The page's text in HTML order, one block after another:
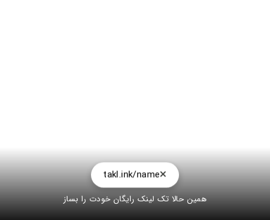
takl.ink/name
همین حالا تک لینک رایگان خودت را بساز